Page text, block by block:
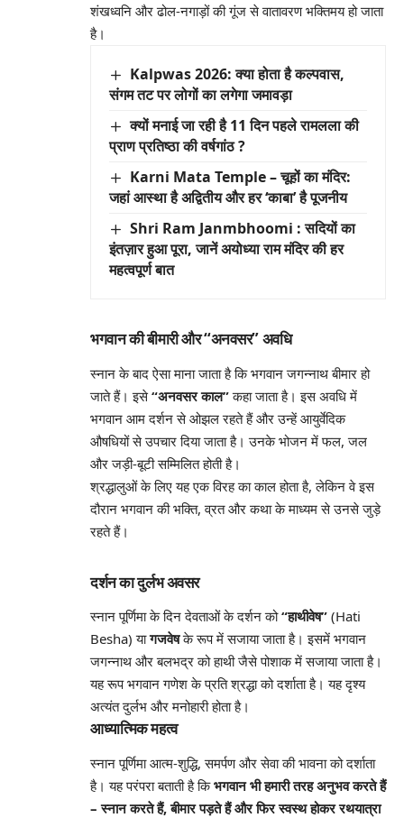
शंखध्वनि और ढोल-नगाड़ों की गूंज से वातावरण भक्तिमय हो जाता
है।
Kalpwas 2026: क्या होता है कल्पवास,
संगम तट पर लोगों का लगेगा जमावड़ा
क्यों मनाई जा रही है 11 दिन पहले रामलला की
प्राण प्रतिष्ठा की वर्षगांठ ?
Karni Mata Temple – चूहों का मंदिर:
जहां आस्था है अद्वितीय और हर ‘काबा’ है पूजनीय
Shri Ram Janmbhoomi : सदियों का
इंतज़ार हुआ पूरा, जानें अयोध्या राम मंदिर की हर
महत्वपूर्ण बात
भगवान की बीमारी और “अनवसर” अवधि
स्नान के बाद ऐसा माना जाता है कि भगवान जगन्नाथ बीमार हो
जाते हैं। इसे“अनवसर काल”कहा जाता है। इस अवधि में
भगवान आम दर्शन से ओझल रहते हैं और उन्हें आयुर्वेदिक
औषधियों से उपचार दिया जाता है। उनके भोजन में फल, जल
और जड़ी-बूटी सम्मिलित होती है।
श्रद्धालुओं के लिए यह एक विरह का काल होता है, लेकिन वे इस
दौरान भगवान की भक्ति, व्रत और कथा के माध्यम से उनसे जुड़े
रहते हैं।
दर्शन का दुर्लभ अवसर
स्नान पूर्णिमा के दिन देवताओं के दर्शन को“हाथीवेष” (Hati
Besha) यागजवेषके रूप में सजाया जाता है। इसमें भगवान
जगन्नाथ और बलभद्र को हाथी जैसे पोशाक में सजाया जाता है।
यह रूप भगवान गणेश के प्रति श्रद्धा को दर्शाता है। यह दृश्य
अत्यंत दुर्लभ और मनोहारी होता है।
आध्यात्मिक महत्व
स्नान पूर्णिमा आत्म-शुद्धि, समर्पण और सेवा की भावना को दर्शाता
है। यह परंपरा बताती है किभगवान भी हमारी तरह अनुभव करते हैं
– स्नान करते हैं, बीमार पड़ते हैं और फिर स्वस्थ होकर रथयात्रा